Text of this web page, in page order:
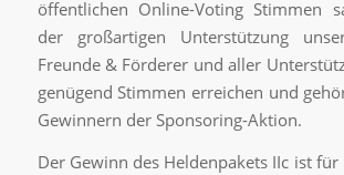
öffentlichen Online-Voting Stimmen
der großartigen Unterstützung
Freunde & Förderer und aller
genügend Stimmen erreichen und
Gewinnern der Sponsoring-Aktion.
Der Gewinn des Heldenpakets IIc ist für